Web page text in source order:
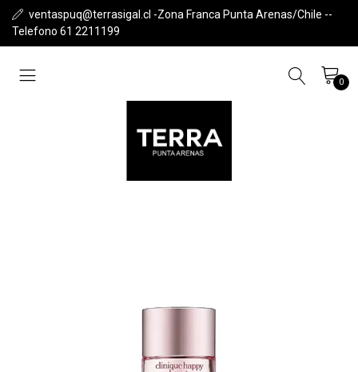
ventaspuq@terrasigal.cl -Zona Franca Punta Arenas/Chile --
Telefono 61 2211199
0